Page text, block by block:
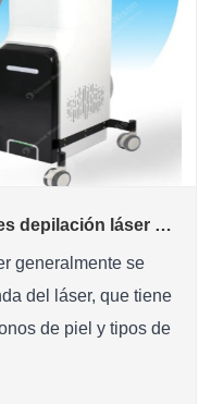
depilación láser de
generalmente se
del láser, que tiene
de piel y tipos de